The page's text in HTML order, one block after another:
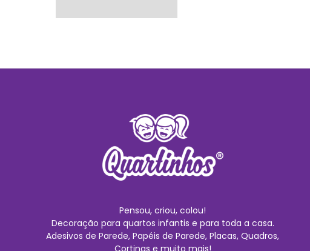
Pensou, criou, colou!
Decoração para quartos infantis e para toda a casa.
Adesivos de Parede, Papéis de Parede, Placas, Quadros,
Cortinas e muito mais!